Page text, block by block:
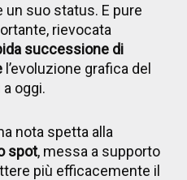
un suo status. E pure
rievocata
successione di
l’evoluzione grafica del
oggi.
nota spetta alla
spot, messa a supporto
più efficacemente il